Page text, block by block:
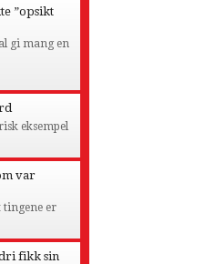
”opsikt
gi mang en
eksempel
var
tingene er
fikk sin